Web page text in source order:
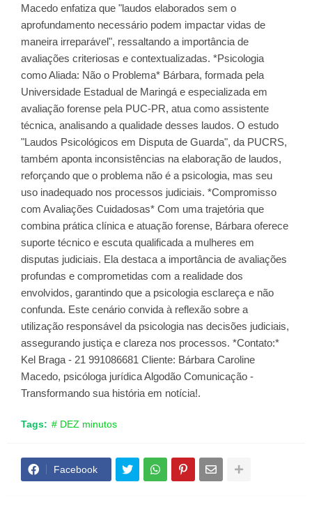
Macedo enfatiza que "laudos elaborados sem o
aprofundamento necessário podem impactar vidas de
maneira irreparável", ressaltando a importância de
avaliações criteriosas e contextualizadas. *Psicologia
como Aliada: Não o Problema* Bárbara, formada pela
Universidade Estadual de Maringá e especializada em
avaliação forense pela PUC-PR, atua como assistente
técnica, analisando a qualidade desses laudos. O estudo
"Laudos Psicológicos em Disputa de Guarda", da PUCRS,
também aponta inconsistências na elaboração de laudos,
reforçando que o problema não é a psicologia, mas seu
uso inadequado nos processos judiciais. *Compromisso
com Avaliações Cuidadosas* Com uma trajetória que
combina prática clínica e atuação forense, Bárbara oferece
suporte técnico e escuta qualificada a mulheres em
disputas judiciais. Ela destaca a importância de avaliações
profundas e comprometidas com a realidade dos
envolvidos, garantindo que a psicologia esclareça e não
confunda. Este cenário convida à reflexão sobre a
utilização responsável da psicologia nas decisões judiciais,
assegurando justiça e clareza nos processos. *Contato:*
Kel Braga - 21 991086681 Cliente: Bárbara Caroline
Macedo, psicóloga jurídica Algodão Comunicação -
Transformando sua história em notícia!.
Tags: # DEZ minutos
Facebook